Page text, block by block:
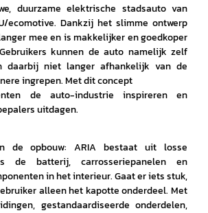
duurzame elektrische stadsauto van
ecomotive. Dankzij het slimme ontwerp
mee en is makkelijker en goedkoper
kunnen de auto namelijk zelf
daarbij niet langer afhankelijk van de
ingrepen. Met dit concept
de auto-industrie inspireren en
uitdagen.
de opbouw: ARIA bestaat uit losse
de batterij, carrosseriepanelen en
in het interieur. Gaat er iets stuk,
alleen het kapotte onderdeel. Met
gestandaardiseerde onderdelen,